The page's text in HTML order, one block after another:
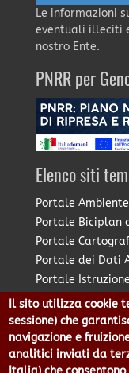
Le informazioni
eventuali illeciti
nostro Ente.
PNRR per
Elenco siti
Portale Ambiente
Portale Biciplan
Portale
Portale dei Dati
Portale
Portale
Portale Piano
Portale PUMS di
Portale Stazione
Il sito utilizza cookie
sessione) che
navigazione e
analitici inviati da